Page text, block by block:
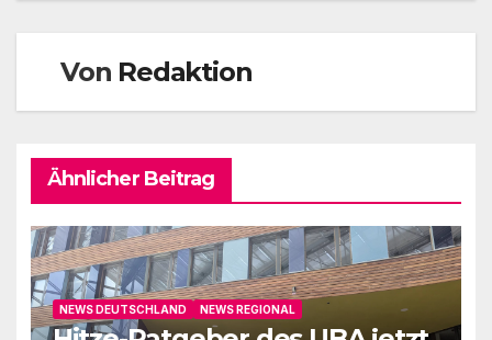
Von Redaktion
Ähnlicher Beitrag
NEWS DEUTSCHLAND NEWS REGIONAL